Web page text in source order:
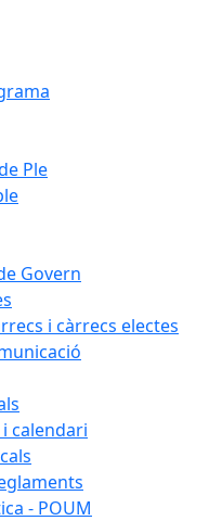
Ple
Govern
i càrrecs electes
calendari
- POUM